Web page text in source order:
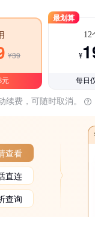
¥39
元
最划算
12
¥
每日
续费，可随时取消。
查看
直连
查询